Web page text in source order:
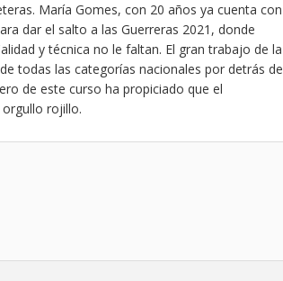
María Gomes, con 20 años ya cuenta con
dar el salto a las Guerreras 2021, donde
y técnica no le faltan. El gran trabajo de la
todas las categorías nacionales por detrás de
de este curso ha propiciado que el
rojillo.